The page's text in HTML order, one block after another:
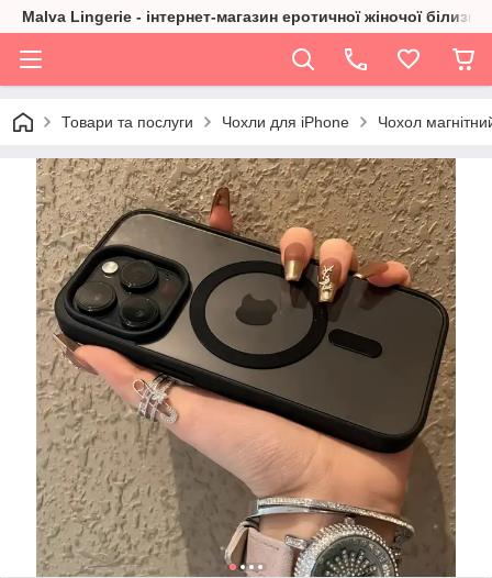
Malva Lingerie - інтернет-магазин еротичної жіночої білизни
Товари та послуги Чохли для iPhone Чохол